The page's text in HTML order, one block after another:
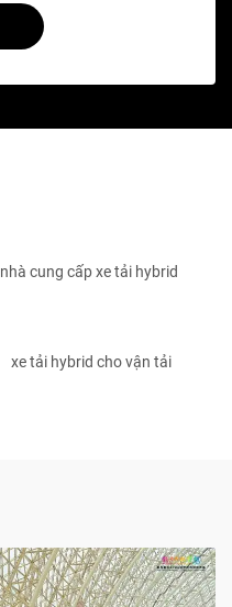
nhà cung cấp xe tải hybrid
xe tải hybrid cho vận tải